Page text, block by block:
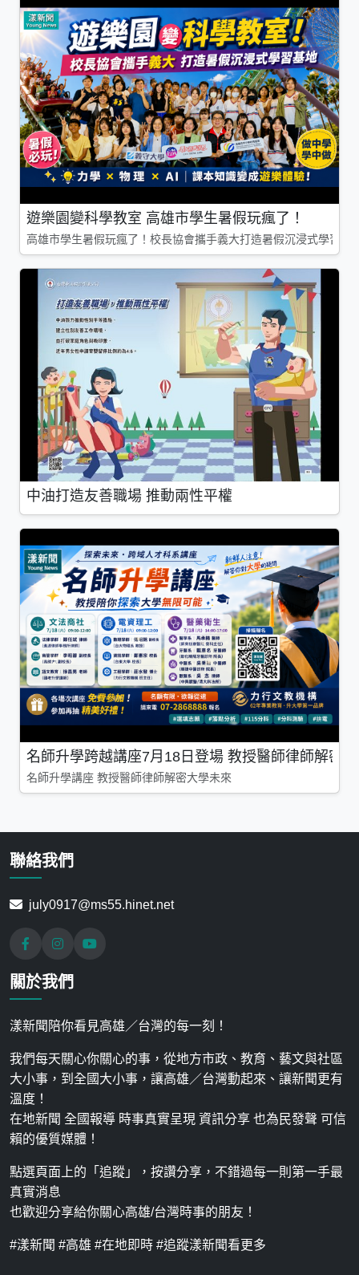
遊樂園變科學教室 高雄市學生暑假玩瘋了！
高雄市學生暑假玩瘋了！校長協會攜手義大打造暑假沉浸式學習基
中油打造友善職場 推動兩性平權
名師升學跨越講座7月18日登場 教授醫師律師解密
名師升學講座 教授醫師律師解密大學未來
聯絡我們
july0917@ms55.hinet.net
關於我們
漾新聞陪你看見高雄／台灣的每一刻！
我們每天關心你關心的事，從地方市政、教育、藝文與社區
大小事，到全國大小事，讓高雄／台灣動起來、讓新聞更有
溫度！
在地新聞 全國報導 時事真實呈現 資訊分享 也為民發聲 可信
賴的優質媒體！
點選頁面上的「追蹤」，按讚分享，不錯過每一則第一手最
真實消息
也歡迎分享給你關心高雄/台灣時事的朋友！
#漾新聞 #高雄 #在地即時 #追蹤漾新聞看更多